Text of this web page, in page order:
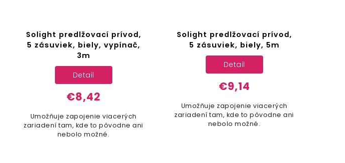
Solight predlžovací prívod,
5 zásuviek, biely, vypínač,
3m
€8,42
Detail
Umožňuje zapojenie viacerých
zariadení tam, kde to pôvodne ani
nebolo možné.
Solight predlžovací prívod,
5 zásuviek, biely, 5m
€9,14
Detail
Umožňuje zapojenie viacerých
zariadení tam, kde to pôvodne ani
nebolo možné.